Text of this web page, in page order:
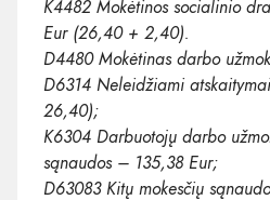
K4482 Mokėtinos socialinio
Eur (26,40 + 2,40).
D4480 Mokėtinas darbo
D6314 Neleidžiami
26,40);
K6304 Darbuotojų darbo
sąnaudos – 135,38 Eur;
D63083 Kitų mokesčių